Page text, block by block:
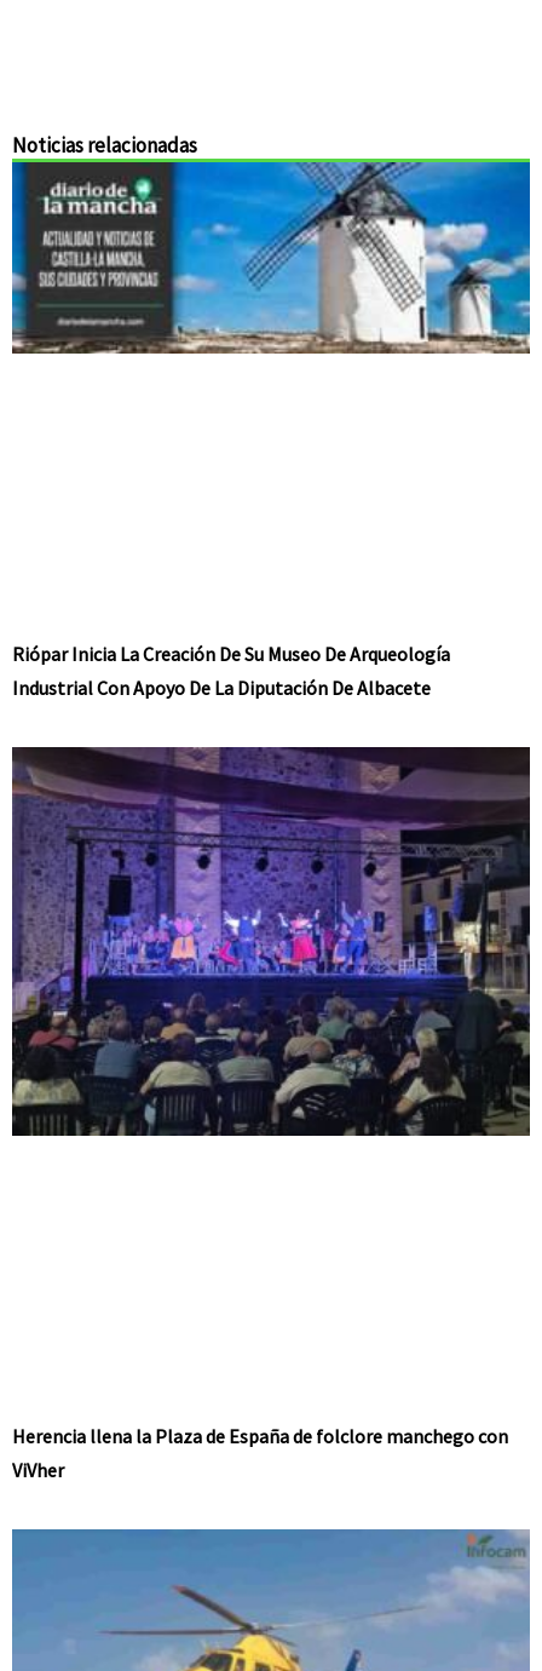
Noticias relacionadas
Riópar Inicia La Creación De Su Museo De Arqueología
Industrial Con Apoyo De La Diputación De Albacete
Herencia llena la Plaza de España de folclore manchego con
ViVher